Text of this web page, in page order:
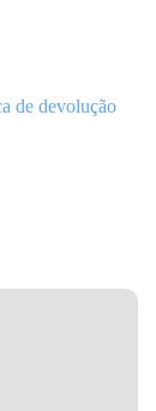
de devolução